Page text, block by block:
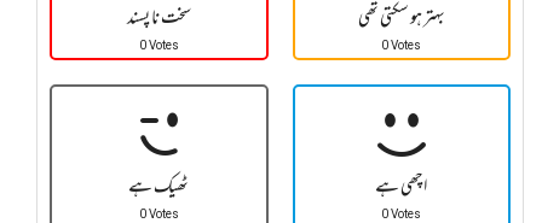
سخت نا پسند
0 Votes
بہتر ہو سکتی تھی
0 Votes
ٹھیک ہے
0 Votes
اچھی ہے
0 Votes